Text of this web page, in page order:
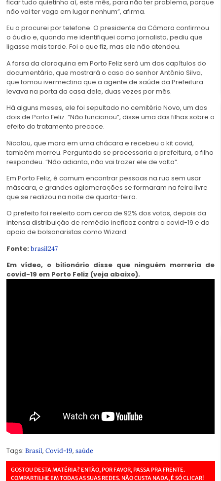
ficar tudo quietinho aí, este mês, para não ter problema, porque
não vai ter vaga em lugar nenhum”, afirma.
Eu o procurei por telefone. O presidente da Câmara confirmou
o áudio e, quando me identifiquei como jornalista, pediu que
ligasse mais tarde. Foi o que fiz, mas ele não atendeu.
A farsa da cloroquina em Porto Feliz será um dos capítulos do
documentário, que mostrará o caso do senhor Antônio Silva,
que tomou ivermectina que a agente de saúde da Prefeitura
levava na porta da casa dele, duas vezes por mês.
Há alguns meses, ele foi sepultado no cemitério Novo, um dos
dois de Porto Feliz. “Não funcionou”, disse uma das filhas sobre o
efeito do tratamento precoce.
Nicolau, que mora em uma chácara e recebeu o kit covid,
também morreu. Perguntado se processaria a prefeitura, o filho
respondeu. “Não adianta, não vai trazer ele de volta”.
Em Porto Feliz, é comum encontrar pessoas na rua sem usar
máscara, e grandes aglomerações se formaram na feira livre
que se realizou na noite de quarta-feira.
O prefeito foi reeleito com cerca de 92% dos votos, depois da
intensa distribuição de remédio ineficaz contra a covid-19 e do
apoio de bolsonaristas como Wizard.
Fonte: brasil247
Em vídeo, o bilionário disse que ninguém morreria de
covid-19 em Porto Feliz (veja abaixo).
Tags: Brasil, Covid-19, saúde
GOSTOU DESTA MATÉRIA? ENTÃO, POR FAVOR, PASSA PRA FRENTE.
COMPARTILHE EM TODAS AS SUAS REDES. NÃO CUSTA NADA, É SÓ CLICAR!